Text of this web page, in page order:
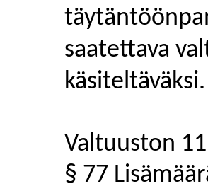
saatettava
käsiteltäväksi.
Valtuuston
§ 77